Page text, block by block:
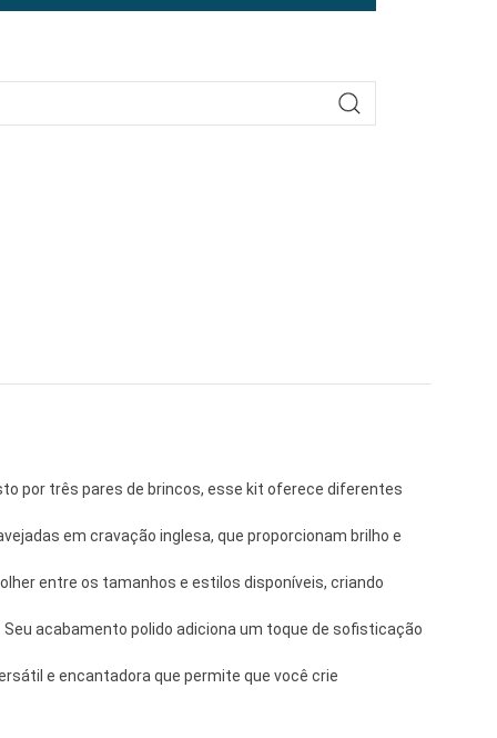
por três pares de brincos, esse kit oferece diferentes
em cravação inglesa, que proporcionam brilho e
entre os tamanhos e estilos disponíveis, criando
acabamento polido adiciona um toque de sofisticação
e encantadora que permite que você crie